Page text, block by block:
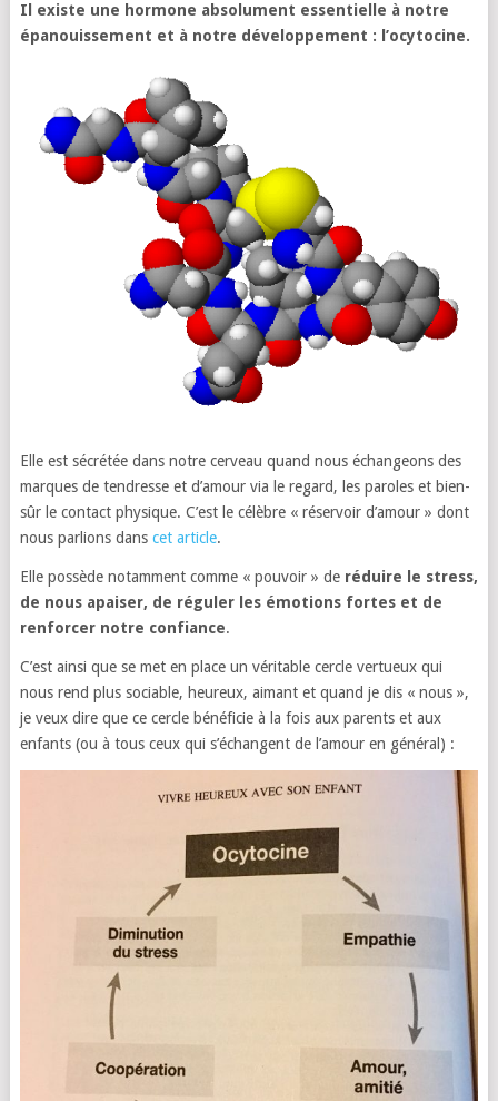
Il existe une hormone absolument essentielle à notre
épanouissement et à notre développement : l’ocytocine.
Elle est sécrétée dans notre cerveau quand nous échangeons des
marques de tendresse et d’amour via le regard, les paroles et bien-
sûr le contact physique. C’est le célèbre « réservoir d’amour » dont
nous parlions dans cet article.
Elle possède notamment comme « pouvoir » de réduire le stress,
de nous apaiser, de réguler les émotions fortes et de
renforcer notre confiance.
C’est ainsi que se met en place un véritable cercle vertueux qui
nous rend plus sociable, heureux, aimant et quand je dis « nous »,
je veux dire que ce cercle bénéficie à la fois aux parents et aux
enfants (ou à tous ceux qui s’échangent de l’amour en général) :